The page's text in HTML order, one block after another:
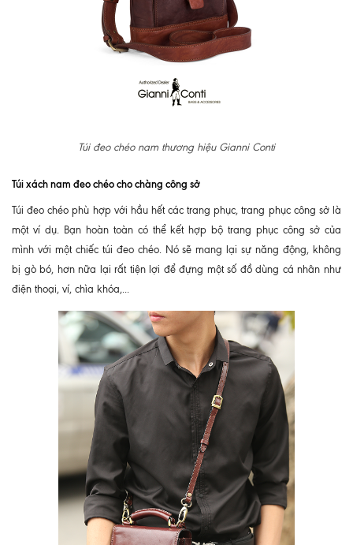
Túi đeo chéo nam thương hiệu Gianni Conti
Túi xách nam đeo chéo cho chàng công sở
Túi đeo chéo phù hợp với hầu hết các trang phục, trang phục công sở là
một ví dụ. Bạn hoàn toàn có thể kết hợp bộ trang phục công sở của
mình với một chiếc túi đeo chéo. Nó sẽ mang lại sự năng động, không
bị gò bó, hơn nữa lại rất tiện lợi để đựng một số đồ dùng cá nhân như
điện thoại, ví, chìa khóa,...